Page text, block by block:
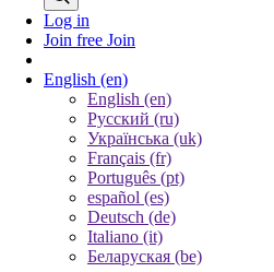
Log in
Join free Join
English (en)
English (en)
Русский (ru)
Українська (uk)
Français (fr)
Português (pt)
español (es)
Deutsch (de)
Italiano (it)
Беларуская (be)